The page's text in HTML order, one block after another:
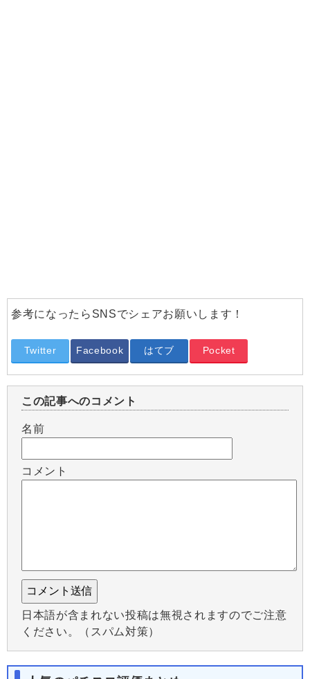
参考になったらSNSでシェアお願いします！
Twitter Facebook はてブ Pocket
この記事へのコメント
名前
コメント
日本語が含まれない投稿は無視されますのでご注意
ください。（スパム対策）